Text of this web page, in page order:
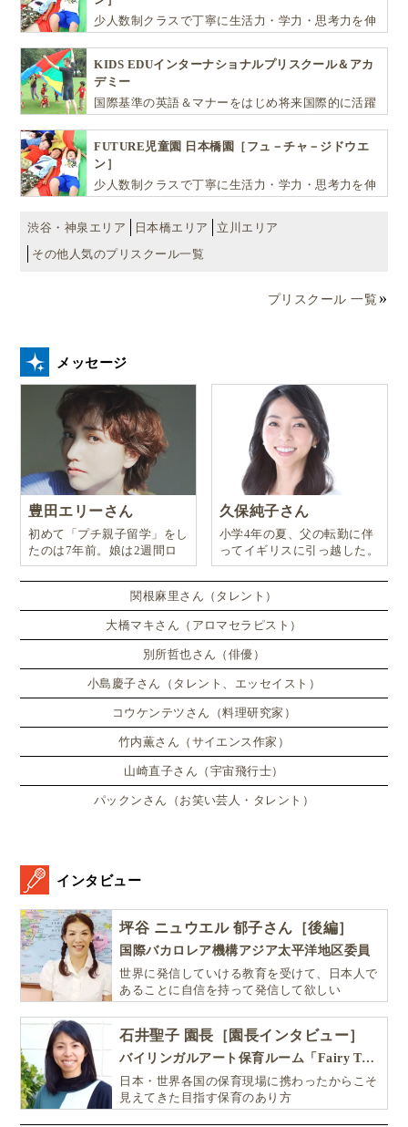
少人数制クラスで丁寧に生活力・学力・思考力を伸
KIDS EDUインターナショナルプリスクール＆アカ
デミー
国際基準の英語＆マナーをはじめ将来国際的に活躍
EDU（キッズ・エデュ）」は幼児から小学生まで一
貫して学べる充実のカリキュラムが魅力です
FUTURE児童園 日本橋園［フュ－チャ－ジドウエ
ン］
少人数制クラスで丁寧に生活力・学力・思考力を伸
渋谷・神泉エリア
日本橋エリア
立川エリア
その他人気のプリスクール一覧
プリスクール 一覧
メッセージ
豊田エリーさん
初めて「プチ親子留学」をし
たのは7年前。娘は2週間ロ
ンドンのサマースクールに通
い、英語劇に挑戦したり、
久保純子さん
小学4年の夏、父の転勤に伴
ってイギリスに引っ越した。
関根麻里さん（タレント）
大橋マキさん（アロマセラピスト）
別所哲也さん（俳優）
小島慶子さん（タレント、エッセイスト）
コウケンテツさん（料理研究家）
竹内薫さん（サイエンス作家）
山崎直子さん（宇宙飛行士）
パックンさん（お笑い芸人・タレント）
インタビュー
坪谷 ニュウエル 郁子さん［後編］
国際バカロレア機構アジア太平洋地区委員
世界に発信していける教育を受けて、日本人で
あることに自信を持って発信して欲しい
石井聖子 園長［園長インタビュー］
バイリンガルアート保育ルーム「Fairy Tale（フェアリーテイル）」
日本・世界各国の保育現場に携わったからこそ
見えてきた目指す保育のあり方